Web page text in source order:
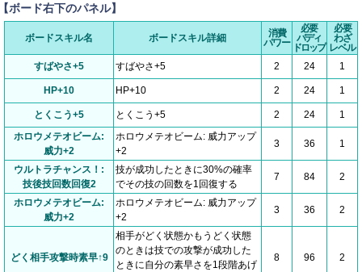
ボード右下のパネル】
ボードスキル名 ボードスキル詳細
消費
パワー
必要
バディ
ドロップ
必要
わざ
レベル
すばやさ+5
すばやさ+5 2 24 1
HP+10 HP+10 2 24 1
とくこう+5 とくこう+5 2 24
1
ホロウメテオビーム:
威力+2
ホロウメテオビーム: 威力アップ
+2
3 36 1
ウルトラチャンス！:
技後技回数回復2
技が成功したときに30%の確率
でその技の回数を1回復する
7 84 2
ホロウメテオビーム:
威力+2
ホロウメテオビーム: 威力アップ
+2
3 36 2
どく相手攻撃時素早↑9
相手がどく状態かもうどく状態
のときは技での攻撃が成功した
ときに自分の素早さを1段階あげ
8 96 2